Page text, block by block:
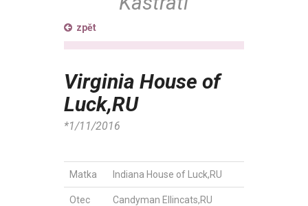
zpět
Virginia House of
Luck,RU
*1/11/2016
Matka Indiana House of Luck,RU
Otec Candyman Ellincats,RU